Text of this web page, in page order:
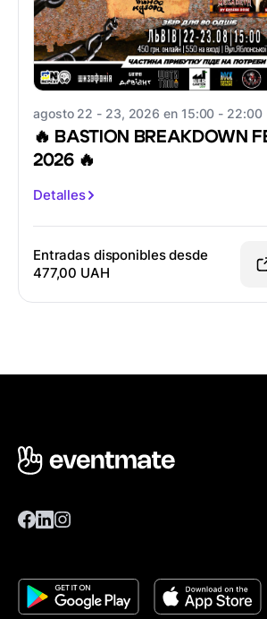
agosto 22 - 23, 2026 en 15:00 - 22:00
🔥 BASTION BREAKDOWN
2026 🔥
Detalles
Entradas disponibles desde
477,00 UAH